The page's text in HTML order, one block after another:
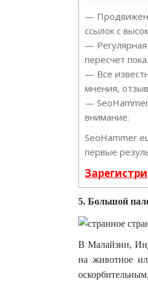
—
ссылок с
—
пересчет
— Все
мнения,
—
внимание.
SeoHammer
первые
5. Большой
В Малайзии,
на животное